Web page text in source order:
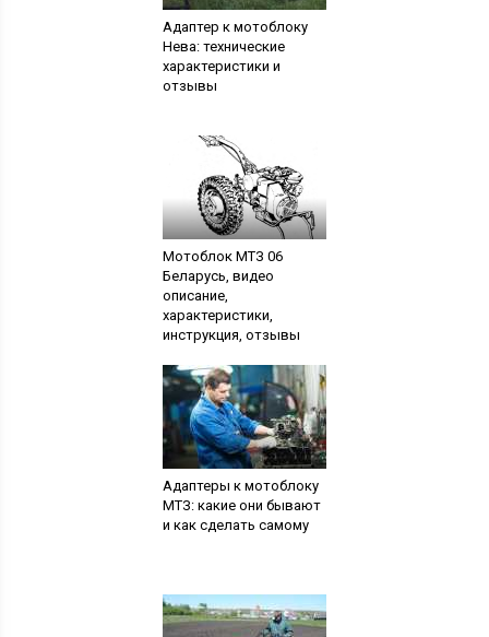
Адаптер к мотоблоку
Нева: технические
характеристики и
отзывы
Мотоблок МТЗ 06
Беларусь, видео
описание,
характеристики,
инструкция, отзывы
Адаптеры к мотоблоку
МТЗ: какие они бывают
и как сделать самому